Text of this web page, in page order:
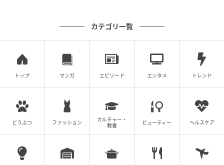
さんぽの大定番観光地と、寄り道スポット案
の記事をもっとみる
カテゴリ一覧
トップ マンガ エピソード エンタメ トレンド
どうぶつ ファッション
カルチャー・
教養
ビューティー ヘルスケア